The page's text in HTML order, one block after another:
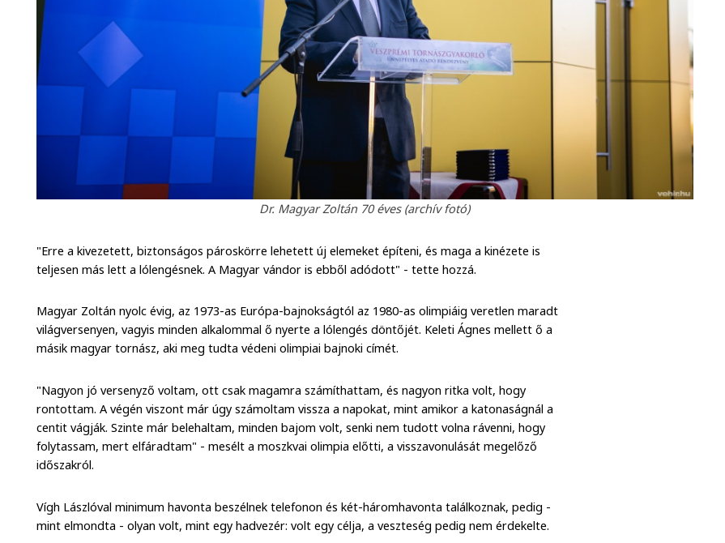
Dr. Magyar Zoltán 70 éves (archív fotó)
"Erre a kivezetett, biztonságos pároskörre lehetett új elemeket építeni, és maga a kinézete is
teljesen más lett a lólengésnek. A Magyar vándor is ebből adódott" - tette hozzá.
Magyar Zoltán nyolc évig, az 1973-as Európa-bajnokságtól az 1980-as olimpiáig veretlen maradt
világversenyen, vagyis minden alkalommal ő nyerte a lólengés döntőjét. Keleti Ágnes mellett ő a
másik magyar tornász, aki meg tudta védeni olimpiai bajnoki címét.
"Nagyon jó versenyző voltam, ott csak magamra számíthattam, és nagyon ritka volt, hogy
rontottam. A végén viszont már úgy számoltam vissza a napokat, mint amikor a katonaságnál a
centit vágják. Szinte már belehaltam, minden bajom volt, senki nem tudott volna rávenni, hogy
folytassam, mert elfáradtam" - mesélt a moszkvai olimpia előtti, a visszavonulását megelőző
időszakról.
Vígh Lászlóval minimum havonta beszélnek telefonon és két-háromhavonta találkoznak, pedig -
mint elmondta - olyan volt, mint egy hadvezér: volt egy célja, a veszteség pedig nem érdekelte.